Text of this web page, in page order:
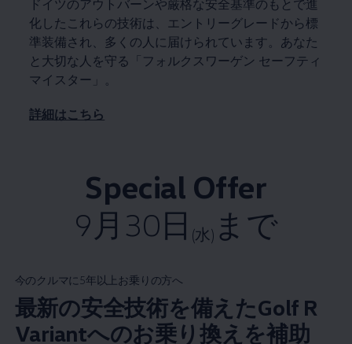
ドイツのアウトバーンや厳格な安全基準のもとで進
化したこれらの技術は、エントリーグレードから標
準装備され、多くの人に届けられています。あなた
と大切な人を守る「フォルクスワーゲン セーフティ
マイスター」。
詳細はこちら
Special Offer
9月30日 (水) まで
今のクルマに5年以上お乗りの方へ
最新の安全技術を備えたGolf R
Variantへのお乗り換えを補助